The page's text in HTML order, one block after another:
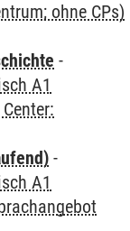
ohne CPs)
-
A1
-
A1